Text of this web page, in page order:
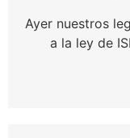
Ayer nuestros
a la ley de